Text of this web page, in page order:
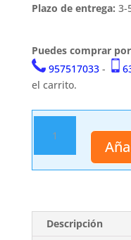
Plazo de entrega: 3-
Puedes comprar
957517033-
el carrito.
entrenamiento
S0518
cantidad
Descripción